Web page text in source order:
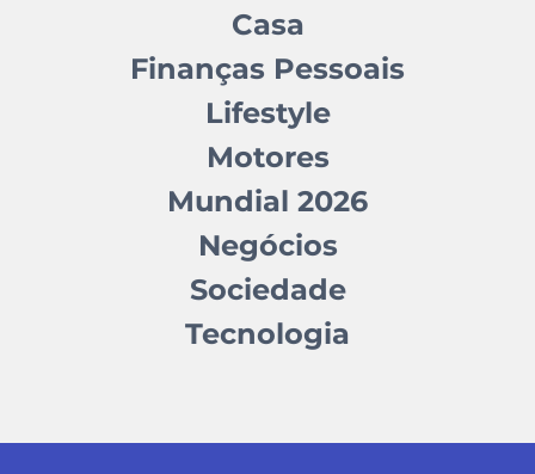
Casa
Finanças Pessoais
Lifestyle
Motores
Mundial 2026
Negócios
Sociedade
Tecnologia